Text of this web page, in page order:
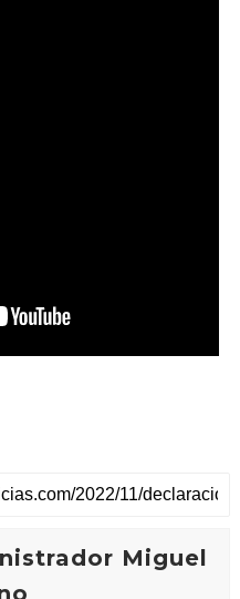
Miguel